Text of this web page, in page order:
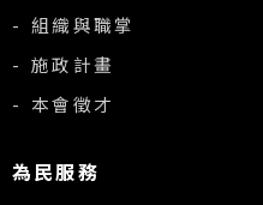
- 組織與職掌
- 施政計畫
- 本會徵才
為民服務